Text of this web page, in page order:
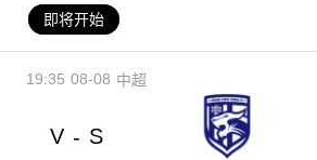
即将开始
08-08
19:35 中超
V - S